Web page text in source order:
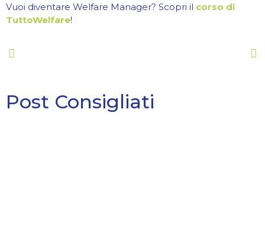
Vuoi diventare Welfare Manager? Scopri il corso di
TuttoWelfare!
Post Consigliati